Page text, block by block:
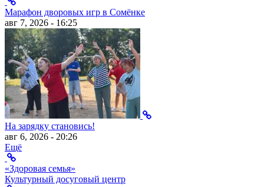
Марафон дворовых игр в Сомёнке
авг 7, 2026 - 16:25
На зарядку становись!
авг 6, 2026 - 20:26
Ещё
«Здоровая семья»
Культурный досуговый центр